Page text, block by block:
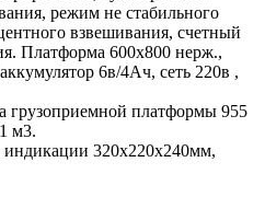
режим не стабильного
взвешивания, счетный
Платформа 600х800 нерж.,
6в/4Ач, сеть 220в ,
грузоприемной платформы 955
м3.
индикации 320х220х240мм,